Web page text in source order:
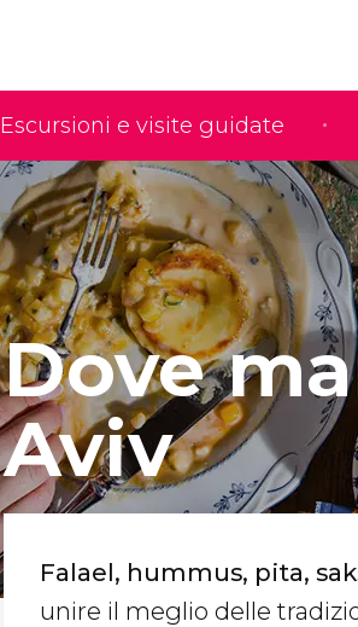
Escursioni e visite guidate
Dove
Aviv
Falael, hummus, pita,
unire il meglio delle